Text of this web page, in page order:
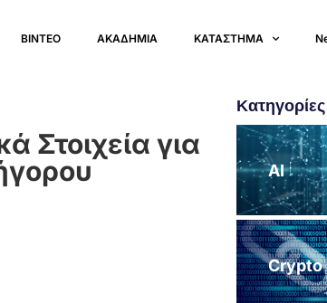
ΒΙΝΤΕΟ ΑΚΑΔΗΜΙΑ ΚΑΤΑΣΤΗΜΑ
Στοιχεία για
Κατηγορίες
AI
Crypto